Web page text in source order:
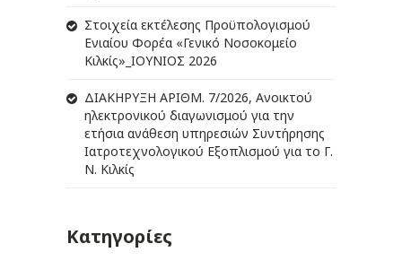
Στοιχεία εκτέλεσης Προϋπολογισμού
Ενιαίου Φορέα «Γενικό Νοσοκομείο
Κιλκίς»_ΙΟΥΝΙΟΣ 2026
ΔIΑΚΗΡΥΞΗ ΑΡIΘΜ. 7/2026, Ανοικτού
ηλεκτρονικού διαγωνισμού για την
ετήσια ανάθεση υπηρεσιών Συντήρησης
Ιατροτεχνολογικού Εξοπλισμού για το Γ.
Ν. Κιλκίς
Κατηγορίες